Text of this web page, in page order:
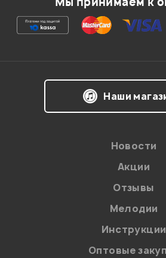
Ваша оценка:
на обработку
Политикой в
персональных данных.
Наши
Новости
Акции
Отзывы
Мелодии
Инструкции
Оптовые